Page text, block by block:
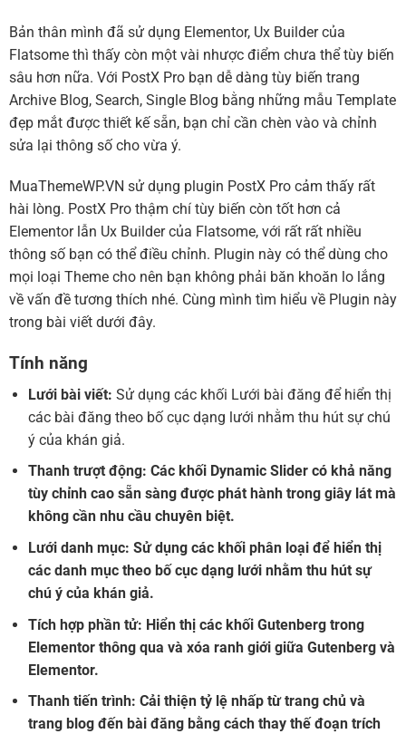
Bản thân mình đã sử dụng Elementor, Ux Builder của
Flatsome thì thấy còn một vài nhược điểm chưa thể tùy biến
sâu hơn nữa. Với PostX Pro bạn dễ dàng tùy biến trang
Archive Blog, Search, Single Blog bằng những mẫu Template
đẹp mắt được thiết kế sẵn, bạn chỉ cần chèn vào và chỉnh
sửa lại thông số cho vừa ý.
MuaThemeWP.VN sử dụng plugin PostX Pro cảm thấy rất
hài lòng. PostX Pro thậm chí tùy biến còn tốt hơn cả
Elementor lẫn Ux Builder của Flatsome, với rất rất nhiều
thông số bạn có thể điều chỉnh. Plugin này có thể dùng cho
mọi loại Theme cho nên bạn không phải băn khoăn lo lắng
về vấn đề tương thích nhé. Cùng mình tìm hiểu về Plugin này
trong bài viết dưới đây.
Tính năng
Lưới bài viết: Sử dụng các khối Lưới bài đăng để hiển thị
các bài đăng theo bố cục dạng lưới nhằm thu hút sự chú
ý của khán giả.
Thanh trượt động: Các khối Dynamic Slider có khả năng
tùy chỉnh cao sẵn sàng được phát hành trong giây lát mà
không cần nhu cầu chuyên biệt.
Lưới danh mục: Sử dụng các khối phân loại để hiển thị
các danh mục theo bố cục dạng lưới nhằm thu hút sự
chú ý của khán giả.
Tích hợp phần tử: Hiển thị các khối Gutenberg trong
Elementor thông qua và xóa ranh giới giữa Gutenberg và
Elementor.
Thanh tiến trình: Cải thiện tỷ lệ nhấp từ trang chủ và
trang blog đến bài đăng bằng cách thay thế đoạn trích